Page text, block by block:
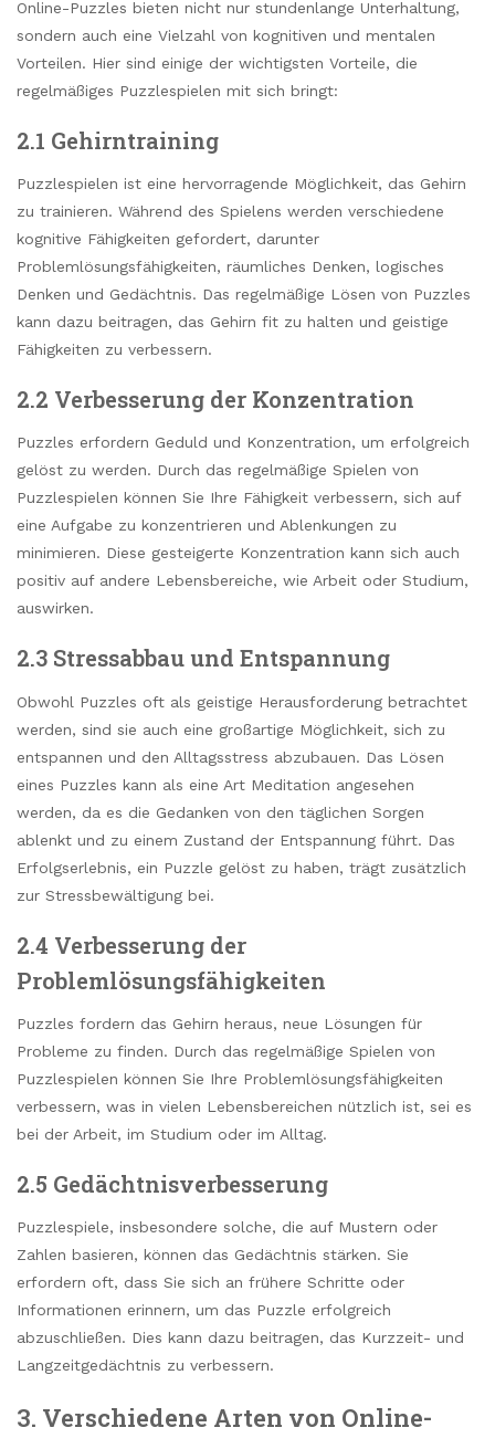
Online-Puzzles bieten nicht nur stundenlange Unterhaltung,
sondern auch eine Vielzahl von kognitiven und mentalen
Vorteilen. Hier sind einige der wichtigsten Vorteile, die
regelmäßiges Puzzlespielen mit sich bringt:
2.1 Gehirntraining
Puzzlespielen ist eine hervorragende Möglichkeit, das Gehirn
zu trainieren. Während des Spielens werden verschiedene
kognitive Fähigkeiten gefordert, darunter
Problemlösungsfähigkeiten, räumliches Denken, logisches
Denken und Gedächtnis. Das regelmäßige Lösen von Puzzles
kann dazu beitragen, das Gehirn fit zu halten und geistige
Fähigkeiten zu verbessern.
2.2 Verbesserung der Konzentration
Puzzles erfordern Geduld und Konzentration, um erfolgreich
gelöst zu werden. Durch das regelmäßige Spielen von
Puzzlespielen können Sie Ihre Fähigkeit verbessern, sich auf
eine Aufgabe zu konzentrieren und Ablenkungen zu
minimieren. Diese gesteigerte Konzentration kann sich auch
positiv auf andere Lebensbereiche, wie Arbeit oder Studium,
auswirken.
2.3 Stressabbau und Entspannung
Obwohl Puzzles oft als geistige Herausforderung betrachtet
werden, sind sie auch eine großartige Möglichkeit, sich zu
entspannen und den Alltagsstress abzubauen. Das Lösen
eines Puzzles kann als eine Art Meditation angesehen
werden, da es die Gedanken von den täglichen Sorgen
ablenkt und zu einem Zustand der Entspannung führt. Das
Erfolgserlebnis, ein Puzzle gelöst zu haben, trägt zusätzlich
zur Stressbewältigung bei.
2.4 Verbesserung der
Problemlösungsfähigkeiten
Puzzles fordern das Gehirn heraus, neue Lösungen für
Probleme zu finden. Durch das regelmäßige Spielen von
Puzzlespielen können Sie Ihre Problemlösungsfähigkeiten
verbessern, was in vielen Lebensbereichen nützlich ist, sei es
bei der Arbeit, im Studium oder im Alltag.
2.5 Gedächtnisverbesserung
Puzzlespiele, insbesondere solche, die auf Mustern oder
Zahlen basieren, können das Gedächtnis stärken. Sie
erfordern oft, dass Sie sich an frühere Schritte oder
Informationen erinnern, um das Puzzle erfolgreich
abzuschließen. Dies kann dazu beitragen, das Kurzzeit- und
Langzeitgedächtnis zu verbessern.
3. Verschiedene Arten von Online-